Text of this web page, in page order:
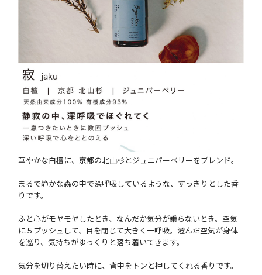
華やかな白檀に、京都の北山杉とジュニパーベリーをブレンド。
まるで静かな森の中で深呼吸しているような、すっきりとした香
りです。
ふと心がモヤモヤしたとき、なんだか気分が乗らないとき。空気
に５プッシュして、目を閉じて大きく一呼吸。澄んだ空気が身体
を巡り、気持ちがゆっくりと落ち着いてきます。
気分を切り替えたい時に、背中をトンと押してくれる香りです。